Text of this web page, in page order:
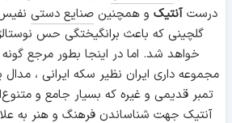
درستآنتیک و همچنینصنایع دستی
گلچینی که باعث برانگیختگی حس
خواهد شد. اما در اینجا بطور مرجع
مجموعه داری ایران نظیر سکه ایرانی ، مدال
تمبر قدیمی و غیره که بسیار جامع و
آنتیک جهت شناساندن فرهنگ و هنر به